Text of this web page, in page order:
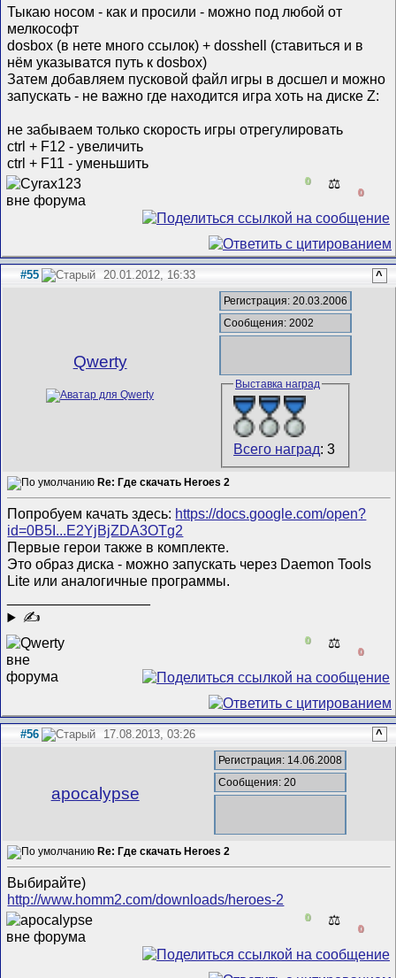
Тыкаю носом - как и просили - можно под любой от
мелкософт
dosbox (в нете много ссылок) + dosshell (ставиться и в
нём указыватся путь к dosbox)
Затем добавляем пусковой файл игры в досшел и можно
запускать - не важно где находится игра хоть на диске Z:
не забываем только скорость игры отрегулировать
ctrl + F12 - увеличить
ctrl + F11 - уменьшить
0 ⚖️
0
#55 20.01.2012, 16:33 ^
Qwerty
Регистрация: 20.03.2006
Сообщения: 2002
Выставка наград
Всего наград: 3
Re: Где скачать Heroes 2
Попробуем качать здесь: https://docs.google.com/open?
id=0B5I...E2YjBjZDA3OTg2
Первые герои также в комплекте.
Это образ диска - можно запускать через Daemon Tools
Lite или аналогичные программы.
✍
0 ⚖️
0
#56 17.08.2013, 03:26 ^
apocalypse
Регистрация: 14.06.2008
Сообщения: 20
Re: Где скачать Heroes 2
Выбирайте)
http://www.homm2.com/downloads/heroes-2
0 ⚖️
0